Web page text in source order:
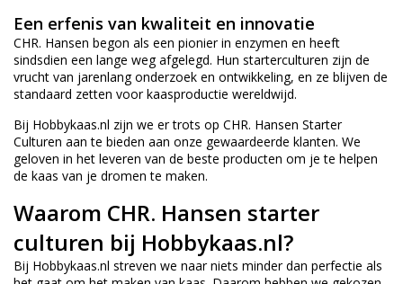
Een erfenis van kwaliteit en innovatie
CHR. Hansen begon als een pionier in enzymen en heeft
sindsdien een lange weg afgelegd. Hun starterculturen zijn de
vrucht van jarenlang onderzoek en ontwikkeling, en ze blijven de
standaard zetten voor kaasproductie wereldwijd.
Bij Hobbykaas.nl zijn we er trots op CHR. Hansen Starter
Culturen aan te bieden aan onze gewaardeerde klanten. We
geloven in het leveren van de beste producten om je te helpen
de kaas van je dromen te maken.
Waarom CHR. Hansen starter
culturen bij Hobbykaas.nl?
Bij Hobbykaas.nl streven we naar niets minder dan perfectie als